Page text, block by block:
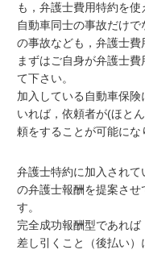
も，弁護士費用特約を使
自動車同士の事故だけ
の事故なども，弁護士費
まずはご自身が弁護士
て下さい。
加入している自動車保
いれば，依頼者が(ほと
頼をすることが可能にな
弁護士特約に加入され
の弁護士報酬を提案さ
す。
完全成功報酬型であれ
差し引くこと（後払い